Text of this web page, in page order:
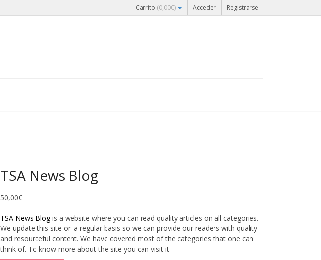
Carrito (0,00€) Acceder Registrarse
TSA News Blog
50,00€
TSA News Blogis a website where you can read quality articles on all categories.
We update this site on a regular basis so we can provide our readers with quality
and resourceful content.We have covered most of the categories that one can
think of. To know more about the site you can visit it